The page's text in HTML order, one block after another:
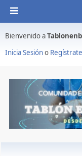
Bienvenido a
Inicia Sesióno Regístrate